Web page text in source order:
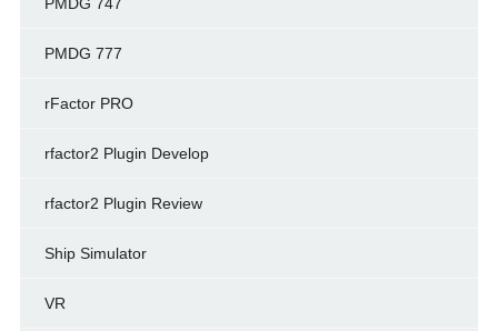
PMDG 777
rFactor PRO
rfactor2 Plugin Develop
rfactor2 Plugin Review
Ship Simulator
VR